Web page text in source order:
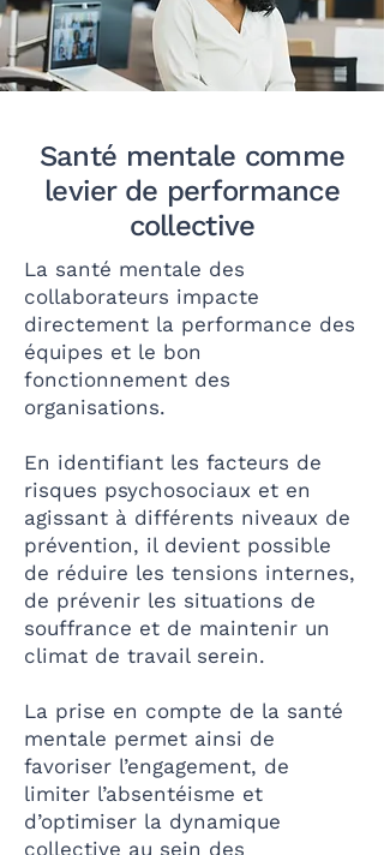
Santé mentale comme
levier de performance
collective
La santé mentale des
collaborateurs impacte
directement la performance des
équipes et le bon
fonctionnement des
organisations.
En identifiant les facteurs de
risques psychosociaux et en
agissant à différents niveaux de
prévention, il devient possible
de réduire les tensions internes,
de prévenir les situations de
souffrance et de maintenir un
climat de travail serein.
La prise en compte de la santé
mentale permet ainsi de
favoriser l’engagement, de
limiter l’absentéisme et
d’optimiser la dynamique
collective au sein des